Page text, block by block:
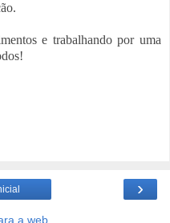
e trabalhando por uma
›
a web